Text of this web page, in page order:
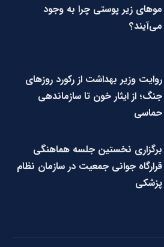
مو‌های زیر پوستی چرا به وجود
می‌آیند؟
روایت وزیر بهداشت از رکورد روزهای
جنگ؛ از ایثار خون تا سازماندهی
حماسی
برگزاری نخستین جلسه هماهنگی
قرارگاه جوانی جمعیت در سازمان نظام
پزشکی